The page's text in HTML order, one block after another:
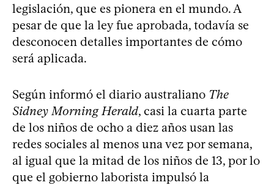
legislación, que es pionera en el mundo. A
pesar de que la ley fue aprobada, todavía se
desconocen detalles importantes de cómo
será aplicada.
Según informó el diario australiano The
Sidney Morning Herald, casi la cuarta parte
de los niños de ocho a diez años usan las
redes sociales al menos una vez por semana,
al igual que la mitad de los niños de 13, por lo
que el gobierno laborista impulsó la